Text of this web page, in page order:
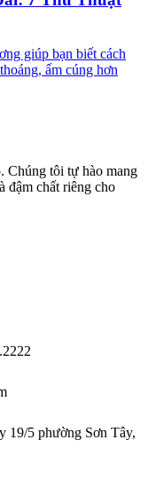
giúp bạn biết cách
ấm cúng hơn
Chúng tôi tự hào mang
đậm chất riêng cho
19/5 phường Sơn Tây,